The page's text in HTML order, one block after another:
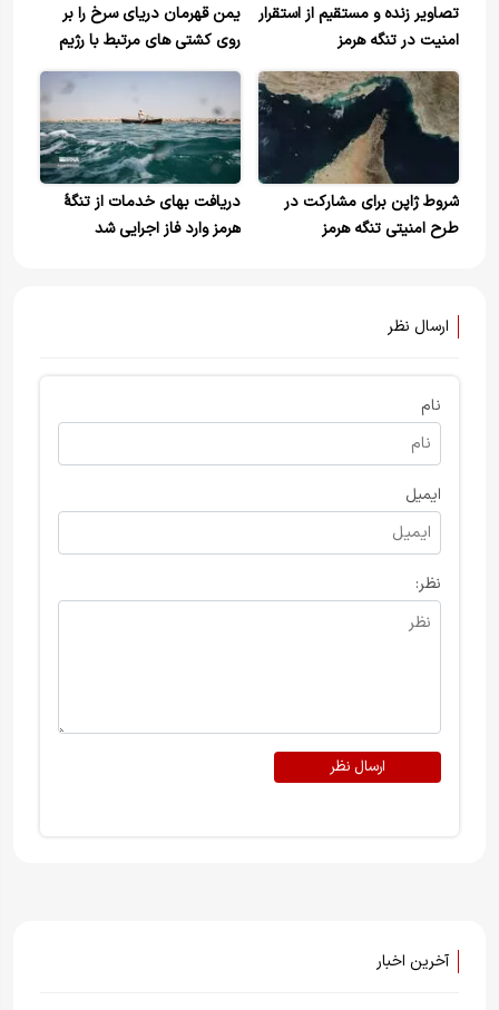
تصاویر زنده و مستقیم از استقرار
امنیت در تنگه هرمز
یمن قهرمان دریای سرخ را بر
روی کشتی های مرتبط با رژیم
صهیونیستی بست
شروط ژاپن برای مشارکت در
طرح امنیتی تنگه هرمز
دریافت بهای خدمات از تنگهٔ
هرمز وارد فاز اجرایی شد
ارسال نظر
نام
ایمیل
نظر:
ارسال نظر
آخرین اخبار